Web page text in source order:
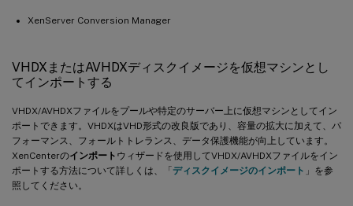
XenServer Conversion Manager
VHDXまたはAVHDXディスクイメージを仮想マシンとし
てインポートする
VHDX/AVHDXファイルをプールや特定のサーバー上に仮想マシンとしてイン
ポートできます。VHDXはVHD形式の改良版であり、容量の拡大に加えて、パ
フォーマンス、フォールトトレランス、データ保護機能が向上しています。
XenCenterのインポート ウィザードを使用してVHDX/AVHDXファイルをイン
ポートする方法について詳しくは、「ディスクイメージのインポート 」を参
照してください。